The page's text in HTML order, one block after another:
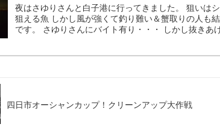
夜はさゆりさんと白子港に行ってきました。 狙いは
狙える魚 しかし風が強くて釣り難い＆蟹取りの人も
です。 さゆりさんにバイト有り・・・ しかし抜きあ
四日市オーシャンカップ！クリーンアップ大作戦